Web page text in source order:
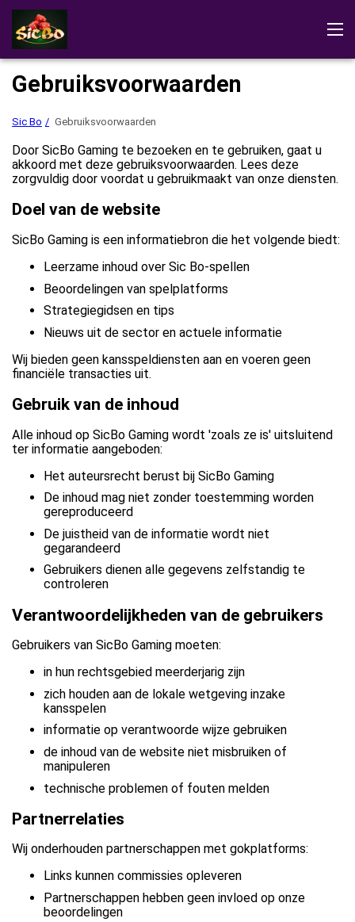
Sic Bo Beoordelingen Demo Het spel downloaden
Spelregels
Gebruiksvoorwaarden
Sic Bo Gebruiksvoorwaarden
Door SicBo Gaming te bezoeken en te gebruiken, gaat u
akkoord met deze gebruiksvoorwaarden. Lees deze
zorgvuldig door voordat u gebruikmaakt van onze diensten.
Doel van de website
SicBo Gaming is een informatiebron die het volgende biedt:
Leerzame inhoud over Sic Bo-spellen
Beoordelingen van spelplatforms
Strategiegidsen en tips
Nieuws uit de sector en actuele informatie
Wij bieden geen kansspeldiensten aan en voeren geen
financiële transacties uit.
Gebruik van de inhoud
Alle inhoud op SicBo Gaming wordt 'zoals ze is' uitsluitend
ter informatie aangeboden:
Het auteursrecht berust bij SicBo Gaming
De inhoud mag niet zonder toestemming worden
gereproduceerd
De juistheid van de informatie wordt niet
gegarandeerd
Gebruikers dienen alle gegevens zelfstandig te
controleren
Verantwoordelijkheden van de gebruikers
Gebruikers van SicBo Gaming moeten:
in hun rechtsgebied meerderjarig zijn
zich houden aan de lokale wetgeving inzake
kansspelen
informatie op verantwoorde wijze gebruiken
de inhoud van de website niet misbruiken of
manipuleren
technische problemen of fouten melden
Partnerrelaties
Wij onderhouden partnerschappen met gokplatforms:
Links kunnen commissies opleveren
Partnerschappen hebben geen invloed op onze
beoordelingen